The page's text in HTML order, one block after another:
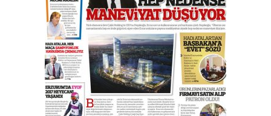
BİR BÖLÜM DEĞİL, BİR ÖMÜR
SEÇİYORSUNUZ… “NEDEN
ATATÜRK ÜNİVERSİTESİ?”
28 Temmuz 2026 Salı
Ahmet Gökhan YAZICI
Ahmed Yesevi’den bir Alperen…
”Reisimiz” idi… Hakka yürüdü.!
26 Mart 2026 Perşembe
Cem Bakırcı